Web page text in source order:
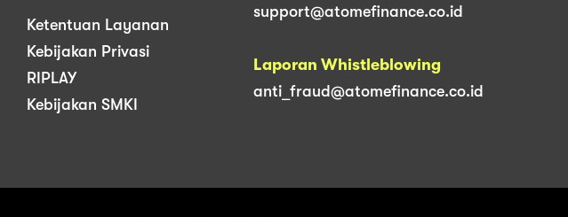
Ketentuan Layanan
Kebijakan Privasi
RIPLAY
Kebijakan SMKI
support@atomefinance.co.id
Laporan Whistleblowing
anti_fraud@atomefinance.co.id